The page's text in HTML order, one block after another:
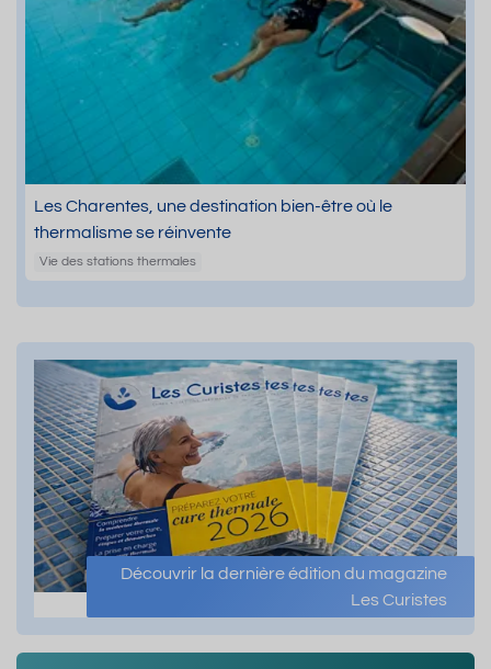
Les Charentes, une destination bien-être où le
thermalisme se réinvente
Vie des stations thermales
Découvrir la dernière édition du magazine
Les Curistes